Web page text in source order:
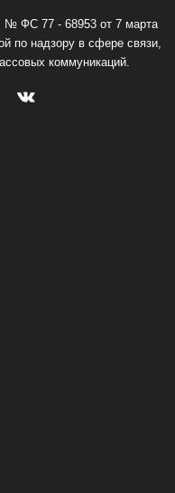
№ ФС 77 - 68953 от 7 марта
по надзору в сфере связи,
коммуникаций.